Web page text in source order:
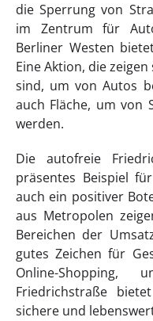
die Sperrung von
im Zentrum für
Berliner Westen
Eine Aktion, die
sind, um von Autos
auch Fläche, um von
werden.
Die autofreie
präsentes Beispiel
auch ein positiver
aus Metropolen
Bereichen der
gutes Zeichen für
Online-
Friedrichstraße
sichere und